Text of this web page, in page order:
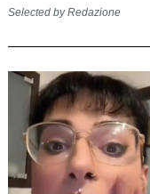
Selected by Redazione